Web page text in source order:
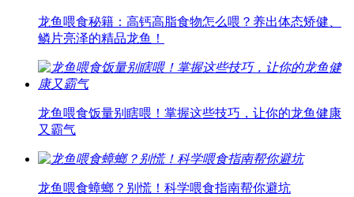
龙鱼喂食秘籍：高钙高脂食物怎么喂？养出体态矫健、
鳞片亮泽的精品龙鱼！
龙鱼喂食饭量别瞎喂！掌握这些技巧，让你的龙鱼健康
又霸气
龙鱼喂食蟑螂？别慌！科学喂食指南帮你避坑